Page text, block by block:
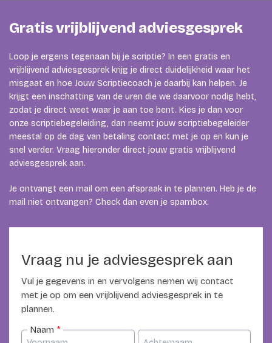
Gratis vrijblijvend adviesgesprek
Loop je ergens tegenaan bij je scriptie? In een gratis en
vrijblijvend adviesgesprek krijg je direct duidelijkheid waar het
misgaat en hoe Jouw Scriptiecoach je daarbij kan helpen. Je
krijgt een inschatting van de uren die we daarvoor nodig hebt,
zodat je direct weet waar je aan toe bent. Kies je dan voor
onze scriptiebegeleiding, dan neemt jouw scriptiebegeleider
meestal op de dag van betaling contact met je op en kun je
snel verder. Vraag hieronder direct jouw gratis vrijblijvend
adviesgesprek aan.
Je ontvangt een mail om een afspraak in te plannen. Heb je de
mail niet ontvangen? Check dan even je spambox.
Vraag nu je adviesgesprek aan
Vul je gegevens in en vervolgens nemen wij contact
met je op om een vrijblijvend adviesgesprek in te
plannen.
Naam *